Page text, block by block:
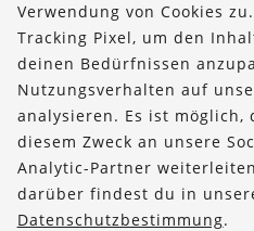
Über uns
Bestellungen
Kontakt & Hilfe
FOLLOW US
Verwendung von Cookies
Tracking Pixel, um den
deinen Bedürfnissen
Nutzungsverhalten auf
analysieren. Es ist möglich,
diesem Zweck an unsere
Analytic-Partner
darüber findest du in
Datenschutzbestimmung.